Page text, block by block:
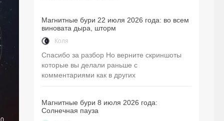
Магнитные бури 22 июля 2026 года: во всем
виновата дыра, шторм
Коля
Спасибо за разбор Но верните скриншоты
которые вы делали раньше с
комментариями как в других
Магнитные бури 8 июля 2026 года:
Солнечная пауза